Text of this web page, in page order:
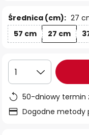
Średnica (cm): 27
57 cm
27 cm
1
50-dniowy termin
Dogodne metody